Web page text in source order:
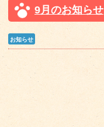
9月のお知らせ